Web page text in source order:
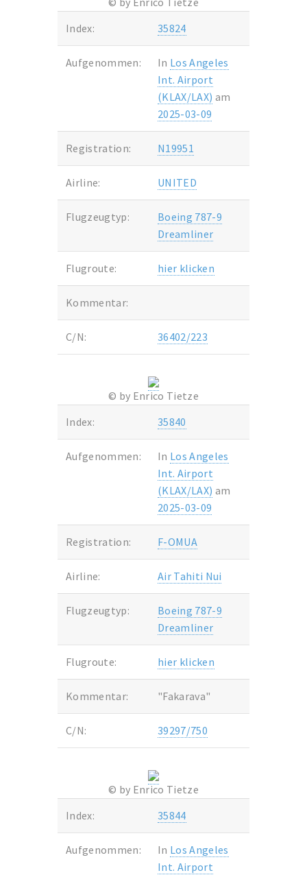
Index:
35824
Aufgenommen: In Los Angeles
Int. Airport
(KLAX/LAX) am
2025-03-09
Registration: N19951
Airline: UNITED
Flugzeugtyp:
Boeing 787-9
Dreamliner
Flugroute: hier klicken
Kommentar:
C/N: 36402/223
© by Enrico Tietze
Index:
35840
Aufgenommen: In Los Angeles
Int. Airport
(KLAX/LAX) am
2025-03-09
Registration: F-OMUA
Airline: Air Tahiti Nui
Flugzeugtyp:
Boeing 787-9
Dreamliner
Flugroute: hier klicken
Kommentar: "Fakarava"
C/N: 39297/750
© by Enrico Tietze
Index:
35844
Aufgenommen: In Los Angeles
Int. Airport